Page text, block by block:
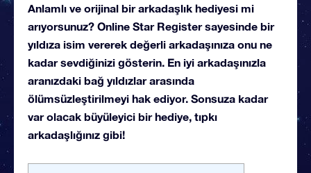
Anlamlı ve orijinal bir arkadaşlık hediyesi mi
arıyorsunuz? Online Star Register sayesinde bir
yıldıza isim vererek değerli arkadaşınıza onu ne
kadar sevdiğinizi gösterin. En iyi arkadaşınızla
aranızdaki bağ yıldızlar arasında
ölümsüzleştirilmeyi hak ediyor. Sonsuza kadar
var olacak büyüleyici bir hediye, tıpkı
arkadaşlığınız gibi!